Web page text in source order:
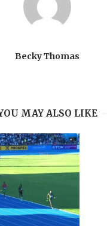
Becky Thomas
MAY ALSO LIKE